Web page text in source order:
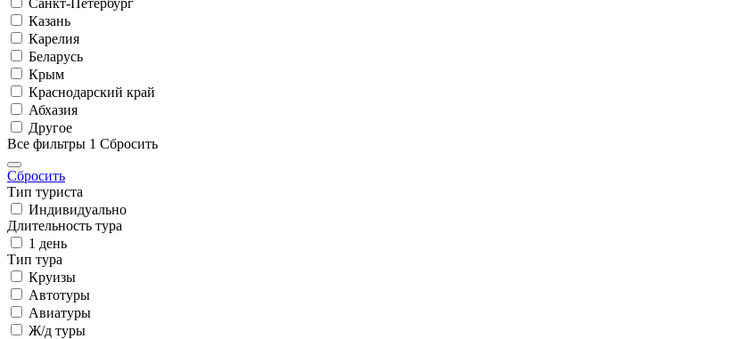
Казань
Карелия
Беларусь
Крым
Краснодарский край
Абхазия
Другое
Все фильтры 1 Сбросить
Сбросить
Тип туриста
Индивидуально
Длительность тура
1 день
Тип тура
Круизы
Автотуры
Авиатуры
Ж/д туры